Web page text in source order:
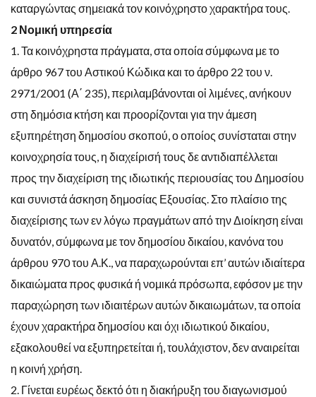
καταργώντας σημειακά τον κοινόχρηστο χαρακτήρα τους.
2 Νομική υπηρεσία
1. Τα κοινόχρηστα πράγματα, στα οποία σύμφωνα με το
άρθρο 967 του Αστικού Κώδικα και το άρθρο 22 του ν.
2971/2001 (Α΄ 235), περιλαμβάνονται οἱ λιμένες, ανήκουν
στη δημόσια κτήση και προορίζονται για την άμεση
εξυπηρέτηση δημοσίου σκοπού, ο οποίος συνίσταται στην
κοινοχρησία τους, η διαχείρισή τους δε αντιδιαπέλλεται
προς την διαχείριση της ιδιωτικής περιουσίας του Δημοσίου
και συνιστά άσκηση δημοσίας Εξουσίας. Στο πλαίσιο της
διαχείρισης των εν λόγω πραγμάτων από την Διοίκηση είναι
δυνατόν, σύμφωνα με τον δημοσίου δικαίου, κανόνα του
άρθρου 970 του Α.Κ., να παραχωρούνται επ’ αυτών ιδιαίτερα
δικαιώματα προς φυσικά ή νομικά πρόσωπα, εφόσον με την
παραχώρηση των ιδιαιτέρων αυτών δικαιωμάτων, τα οποία
έχουν χαρακτήρα δημοσίου και όχι ιδιωτικού δικαίου,
εξακολουθεί να εξυπηρετείται ή, τουλάχιστον, δεν αναιρείται
η κοινή χρήση.
2. Γίνεται ευρέως δεκτό ότι η διακήρυξη του διαγωνισμού